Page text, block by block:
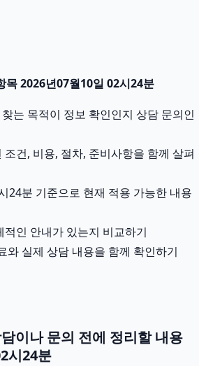
목 2026년07월10일 02시24분
는 목적이 정보 확인인지 상담 문의인
건, 비용, 절차, 준비사항을 함께 살펴
24분 기준으로 현재 적용 가능한 내용
인 안내가 있는지 비교하기
와 실제 상담 내용을 함께 확인하기
이나 문의 전에 정리할 내용
시24분